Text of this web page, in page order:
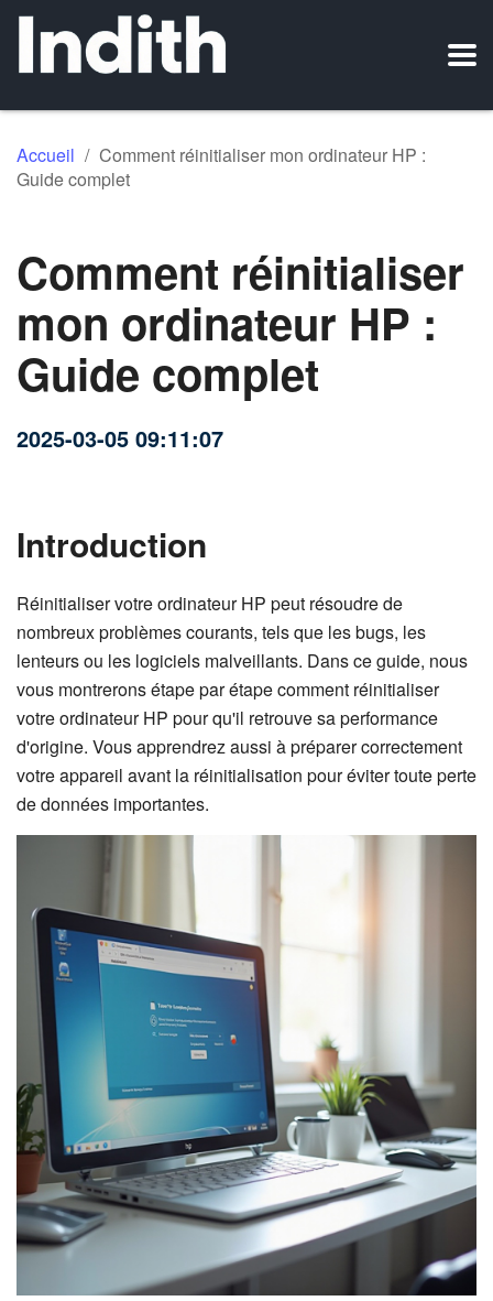
Accueil / Comment réinitialiser mon ordinateur HP :
Guide complet
Comment réinitialiser
mon ordinateur HP :
Guide complet
2025-03-05 09:11:07
Introduction
Réinitialiser votre ordinateur HP peut résoudre de
nombreux problèmes courants, tels que les bugs, les
lenteurs ou les logiciels malveillants. Dans ce guide, nous
vous montrerons étape par étape comment réinitialiser
votre ordinateur HP pour qu'il retrouve sa performance
d'origine. Vous apprendrez aussi à préparer correctement
votre appareil avant la réinitialisation pour éviter toute perte
de données importantes.